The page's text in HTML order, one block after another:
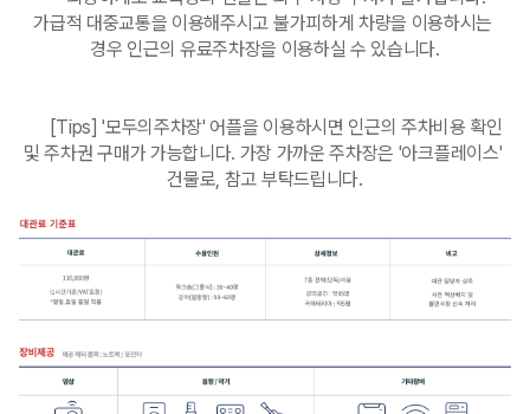
가급적 대중교통을 이용해주시고 불가피하게 차량을 이용하시는
경우 인근의 유료주차장을 이용하실 수 있습니다.
및 주차권 구매가 가능합니다. 가장 가까운 주차장은 '아크플레이스'
건물로, 참고 부탁드립니다.